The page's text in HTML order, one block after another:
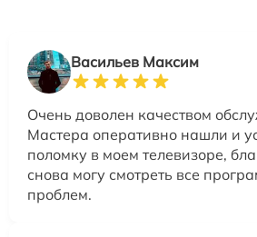
Васильев Максим
Очень доволен качеством
Мастера оперативно нашли и
поломку в моем телевизоре,
снова могу смотреть все
проблем.